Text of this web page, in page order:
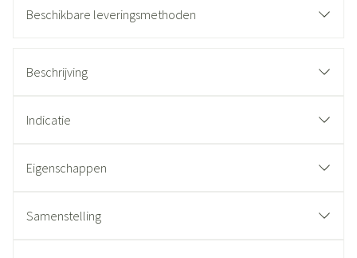
Beschikbare leveringsmethoden
Beschrijving
Indicatie
Eigenschappen
Samenstelling